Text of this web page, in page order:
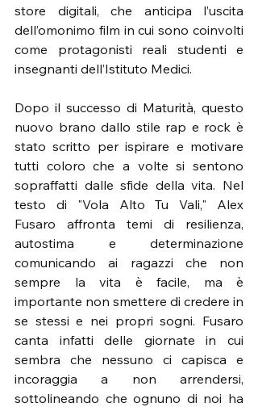
store digitali, che anticipa l’uscita
dell’omonimo film in cui sono coinvolti
come protagonisti reali studenti e
insegnanti dell’Istituto Medici.
Dopo il successo di Maturità, questo
nuovo brano dallo stile rap e rock è
stato scritto per ispirare e motivare
tutti coloro che a volte si sentono
sopraffatti dalle sfide della vita. Nel
testo di "Vola Alto Tu Vali," Alex
Fusaro affronta temi di resilienza,
autostima e determinazione
comunicando ai ragazzi che non
sempre la vita è facile, ma è
importante non smettere di credere in
se stessi e nei propri sogni. Fusaro
canta infatti delle giornate in cui
sembra che nessuno ci capisca e
incoraggia a non arrendersi,
sottolineando che ognuno di noi ha